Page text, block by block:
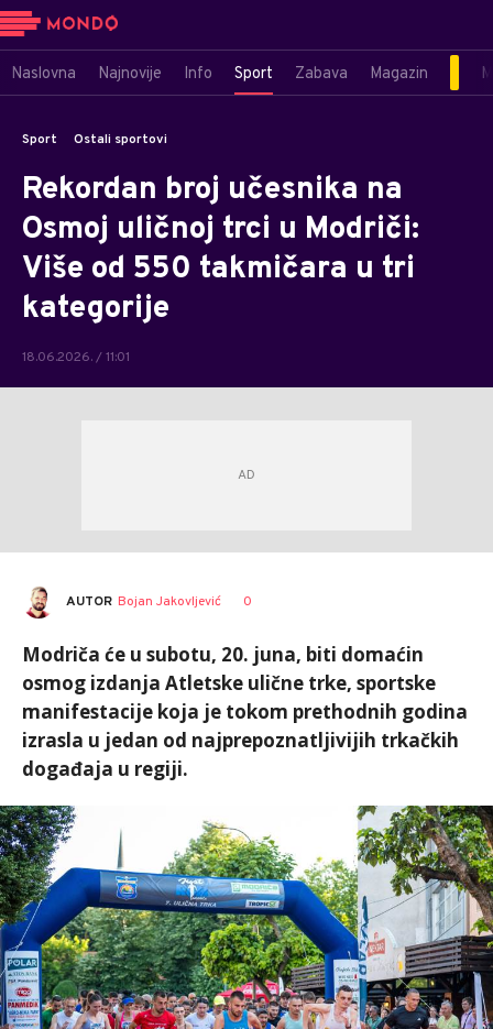
Naslovna Najnovije Info Sport Zabava Magazin
Sport Ostali sportovi
Rekordan broj učesnika na
Osmoj uličnoj trci u Modriči:
Više od 550 takmičara u tri
kategorije
18.06.2026. / 11:01
AUTOR Bojan Jakovljević 0
Modriča će u subotu, 20. juna, biti domaćin
osmog izdanja Atletske ulične trke, sportske
manifestacije koja je tokom prethodnih godina
izrasla u jedan od najprepoznatljivijih trkačkih
događaja u regiji.